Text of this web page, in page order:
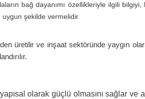
bağ dayanımı özellikleriyle ilgili
uygun şekilde vermelidir.
üretilir ve inşaat sektöründe yaygın
olarak güçlü olmasını sağlar ve